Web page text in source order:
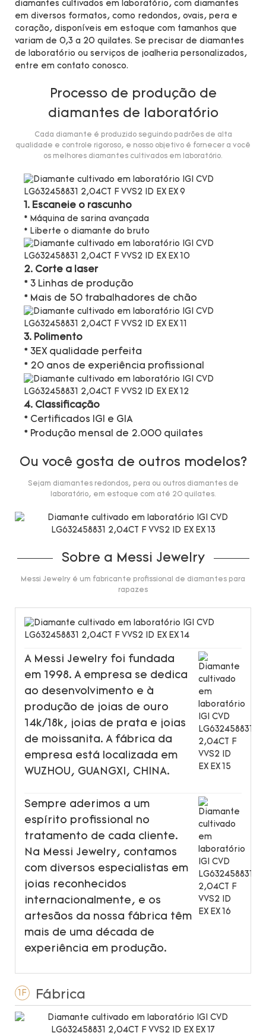
diamantes cultivados em laboratório, com diamantes
em diversos formatos, como redondos, ovais, pera e
coração, disponíveis em estoque com tamanhos que
variam de 0,3 a 20 quilates. Se precisar de diamantes
de laboratório ou serviços de joalheria personalizados,
entre em contato conosco.
Processo de produção de
diamantes de laboratório
Cada diamante é produzido seguindo padrões de alta
qualidade e controle rigoroso, e nosso objetivo é fornecer a você
os melhores diamantes cultivados em laboratório.
1. Escaneie o rascunho
* Máquina de sarina avançada
* Liberte o diamante do bruto
2. Corte a laser
* 3 Linhas de produção
* Mais de 50 trabalhadores de chão
3. Polimento
* 3EX qualidade perfeita
* 20 anos de experiência profissional
4. Classificação
* Certificados IGI e GIA
* Produção mensal de 2.000 quilates
Ou você gosta de outros modelos?
Sejam diamantes redondos, pera ou outros diamantes de
laboratório, em estoque com até 20 quilates.
Sobre a Messi Jewelry
Messi Jewelry é um fabricante profissional de diamantes para
rapazes
A Messi Jewelry foi fundada
em 1998. A empresa se dedica
ao desenvolvimento e à
produção de joias de ouro
14k/18k, joias de prata e joias
de moissanita. A fábrica da
empresa está localizada em
WUZHOU, GUANGXI, CHINA.
Sempre aderimos a um
espírito profissional no
tratamento de cada cliente.
Na Messi Jewelry, contamos
com diversos especialistas em
joias reconhecidos
internacionalmente, e os
artesãos da nossa fábrica têm
mais de uma década de
experiência em produção.
1F Fábrica